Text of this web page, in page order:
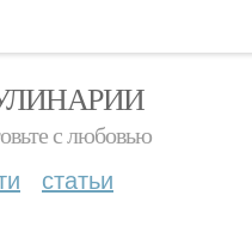
с любовью
статьи